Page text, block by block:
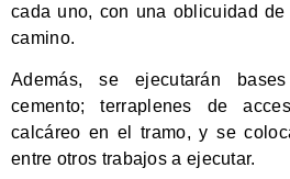
cada uno, con una oblicuidad de
camino.
Además, se ejecutarán
cemento; terraplenes de
calcáreo en el tramo, y se
entre otros trabajos a ejecutar.